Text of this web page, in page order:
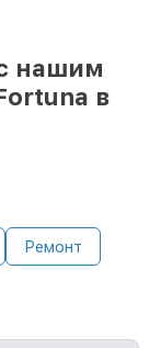
нашим
в
Ремонт